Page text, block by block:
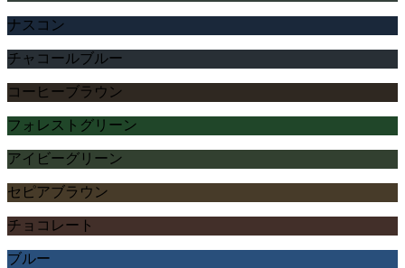
ナスコン
チャコールブルー
コーヒーブラウン
フォレストグリーン
アイビーグリーン
セピアブラウン
チョコレート
ブルー